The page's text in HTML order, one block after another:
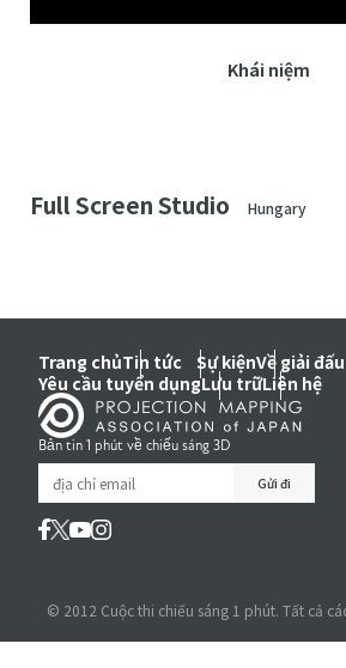
Khái niệm
Full Screen Studio Hungary
Trang chủTin tức Sự kiệnVề giải đấu
Yêu cầu tuyển dụngLưu trữLiên hệ
Bản tin 1 phút về chiếu sáng 3D
© 2012 Cuộc thi chiếu sáng 1 phút. Tất cả